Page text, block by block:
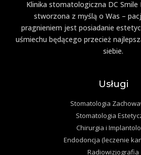
Klinika stomatologiczna DC Smile
stworzona z myślą o Was –
pragnieniem jest posiadanie
uśmiechu będącego przecież
siebie.
Usługi
Stomatologia
Stomatologia
Chirurgia i
Endodoncja (leczenie
Radiowizjografia